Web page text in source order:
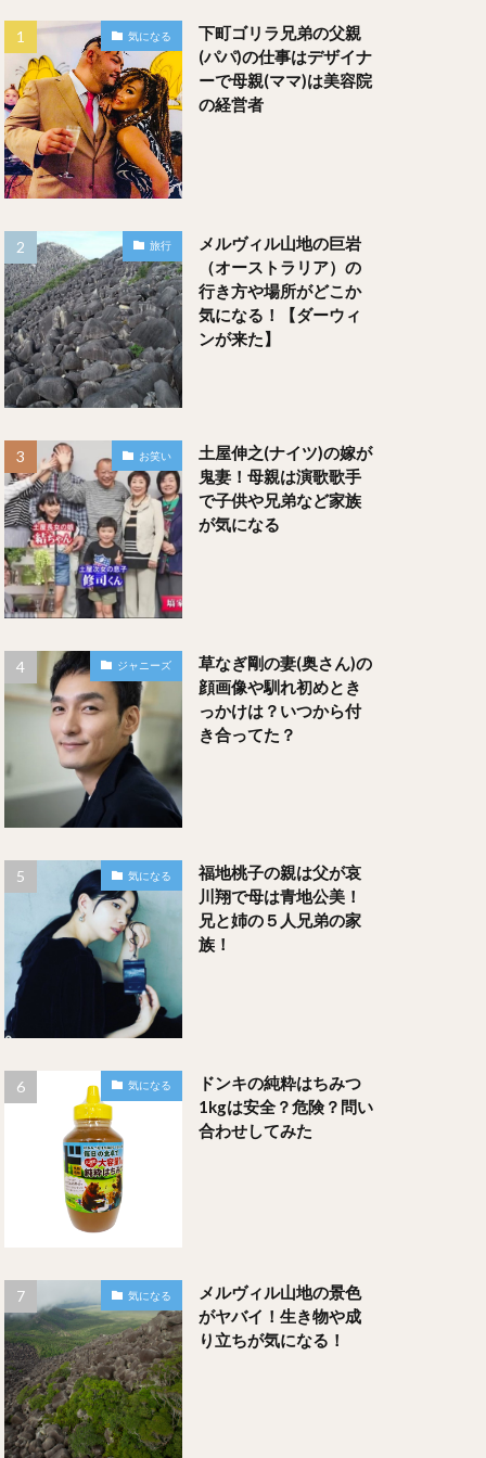
気になる
下町ゴリラ兄弟の父親
(パパ)の仕事はデザイナ
ーで母親(ママ)は美容院
の経営者
旅行
メルヴィル山地の巨岩
（オーストラリア）の
行き方や場所がどこか
気になる！【ダーウィ
ンが来た】
お笑い
土屋伸之(ナイツ)の嫁が
鬼妻！母親は演歌歌手
で子供や兄弟など家族
が気になる
ジャニーズ
草なぎ剛の妻(奥さん)の
顔画像や馴れ初めとき
っかけは？いつから付
き合ってた？
気になる
福地桃子の親は父が哀
川翔で母は青地公美！
兄と姉の５人兄弟の家
族！
気になる
ドンキの純粋はちみつ
1kgは安全？危険？問い
合わせしてみた
気になる
メルヴィル山地の景色
がヤバイ！生き物や成
り立ちが気になる！